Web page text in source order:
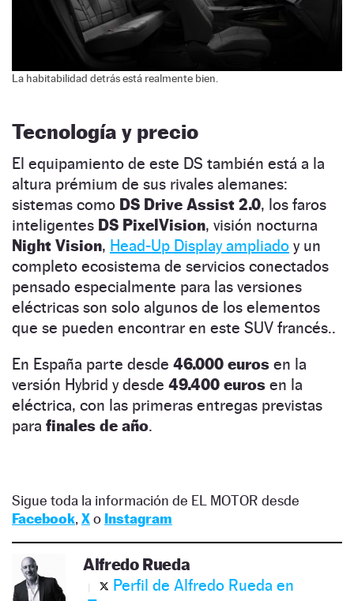
La habitabilidad detrás está realmente bien.
Tecnología y precio
El equipamiento de este DS también está a la
altura prémium de sus rivales alemanes:
sistemas como DS Drive Assist 2.0, los faros
inteligentes DS PixelVision, visión nocturna
Night Vision, Head-Up Display ampliado y un
completo ecosistema de servicios conectados
pensado especialmente para las versiones
eléctricas son solo algunos de los elementos
que se pueden encontrar en este SUV francés..
En España parte desde 46.000 euros en la
versión Hybrid y desde 49.400 euros en la
eléctrica, con las primeras entregas previstas
para finales de año.
Sigue toda la información de EL MOTOR desde
Facebook, Xo Instagram
Alfredo Rueda
Perfil de Alfredo Rueda en